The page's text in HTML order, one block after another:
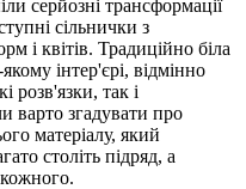
серйозні трансформації
сільнички з
і квітів. Традиційно біла
інтер'єрі, відмінно
розв'язки, так і
варто згадувати про
матеріалу, який
століть підряд, а